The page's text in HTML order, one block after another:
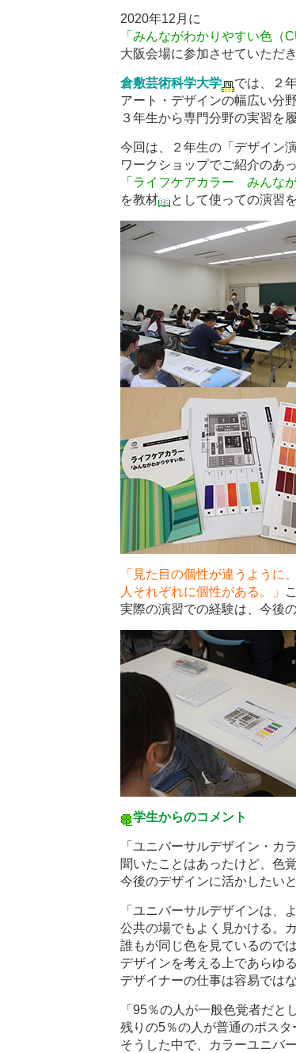
2020年12月に
「みんながわかりやすい色（
大阪会場に参加させていただき
倉敷芸術科学大学
では、２
アート・デザインの幅広い分
３年生から専門分野の実習を
今回は、２年生の「デザイン
ワークショップでご紹介のあ
「ライフケアカラー みんな
を教材
として使っての演習
「見た目の個性が違うように
人それぞれに個性がある。」
実際の演習での経験は、今後
学生からのコメント
「ユニバーサルデザイン・カ
聞いたことはあったけど、色
今後のデザインに活かしたいと
「ユニバーサルデザインは、
公共の場でもよく見かける。
誰もが同じ色を見ているので
デザインを考える上であらゆ
デザイナーの仕事は容易では
「95％の人が一般色覚者だと
残りの5％の人が普通のポスタ
そうした中で、カラーユニバ